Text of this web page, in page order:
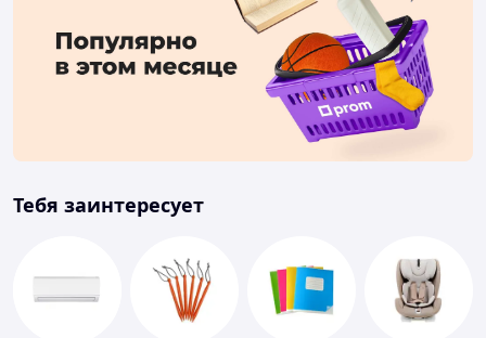
Тебя заинтересует